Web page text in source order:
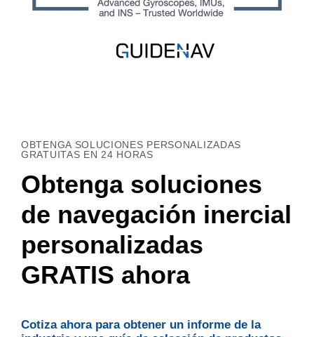
OBTENGA SOLUCIONES PERSONALIZADAS
GRATUITAS EN 24 HORAS
Obtenga soluciones
de navegación inercial
personalizadas
GRATIS ahora
Cotiza ahora para obtener un informe de la